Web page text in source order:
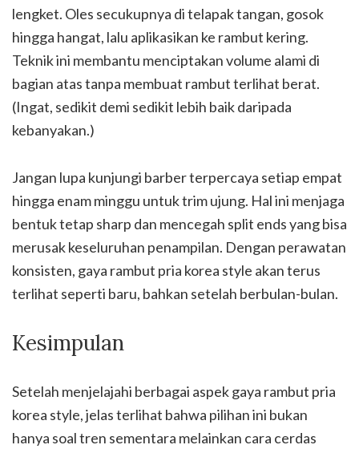
lengket. Oles secukupnya di telapak tangan, gosok
hingga hangat, lalu aplikasikan ke rambut kering.
Teknik ini membantu menciptakan volume alami di
bagian atas tanpa membuat rambut terlihat berat.
(Ingat, sedikit demi sedikit lebih baik daripada
kebanyakan.)
Jangan lupa kunjungi barber terpercaya setiap empat
hingga enam minggu untuk trim ujung. Hal ini menjaga
bentuk tetap sharp dan mencegah split ends yang bisa
merusak keseluruhan penampilan. Dengan perawatan
konsisten, gaya rambut pria korea style akan terus
terlihat seperti baru, bahkan setelah berbulan-bulan.
Kesimpulan
Setelah menjelajahi berbagai aspek gaya rambut pria
korea style, jelas terlihat bahwa pilihan ini bukan
hanya soal tren sementara melainkan cara cerdas